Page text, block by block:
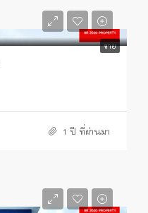
ขาย
1 ปี ที่ผ่านมา